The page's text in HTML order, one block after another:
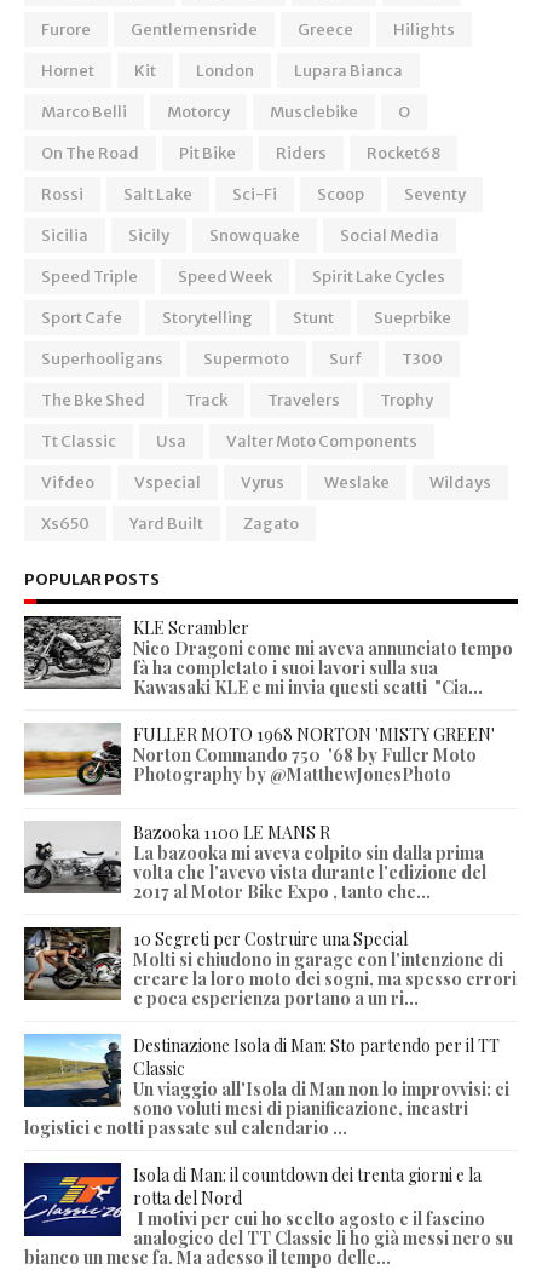
Furore
Gentlemensride Greece
Hilights
Hornet
Kit London
Lupara Bianca
Marco Belli
Motorcy Musclebike
O
On The Road
Pit Bike Riders
Rocket68
Rossi
Salt Lake Sci-Fi Scoop
Seventy
Sicilia
Sicily Snowquake
Social Media
Speed Triple
Speed Week
Spirit Lake Cycles
Sport Cafe
Storytelling Stunt
Sueprbike
Superhooligans
Supermoto Surf
T300
The Bke Shed
Track Travelers
Trophy
Tt Classic
Usa
Valter Moto Components
Vifdeo
Vspecial Vyrus Weslake
Wildays
Xs650
Yard Built Zagato
POPULAR POSTS
KLE Scrambler
Nico Dragoni come mi aveva annunciato tempo
fà ha completato i suoi lavori sulla sua
Kawasaki KLE e mi invia questi scatti "Cia...
FULLER MOTO 1968 NORTON 'MISTY GREEN'
Norton Commando 750 '68 by Fuller Moto
Photography by @MatthewJonesPhoto
Bazooka 1100 LE MANS R
La bazooka mi aveva colpito sin dalla prima
volta che l'avevo vista durante l'edizione del
2017 al Motor Bike Expo , tanto che...
10 Segreti per Costruire una Special
Molti si chiudono in garage con l'intenzione di
creare la loro moto dei sogni, ma spesso errori
e poca esperienza portano a un ri...
Destinazione Isola di Man: Sto partendo per il TT
Classic
Un viaggio all'Isola di Man non lo improvvisi: ci
sono voluti mesi di pianificazione, incastri
logistici e notti passate sul calendario ...
Isola di Man: il countdown dei trenta giorni e la
rotta del Nord
I motivi per cui ho scelto agosto e il fascino
analogico del TT Classic li ho già messi nero su
bianco un mese fa. Ma adesso il tempo delle...